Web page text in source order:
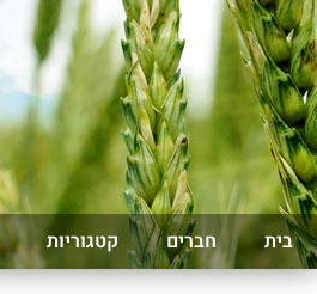
בית חברים קטגוריות